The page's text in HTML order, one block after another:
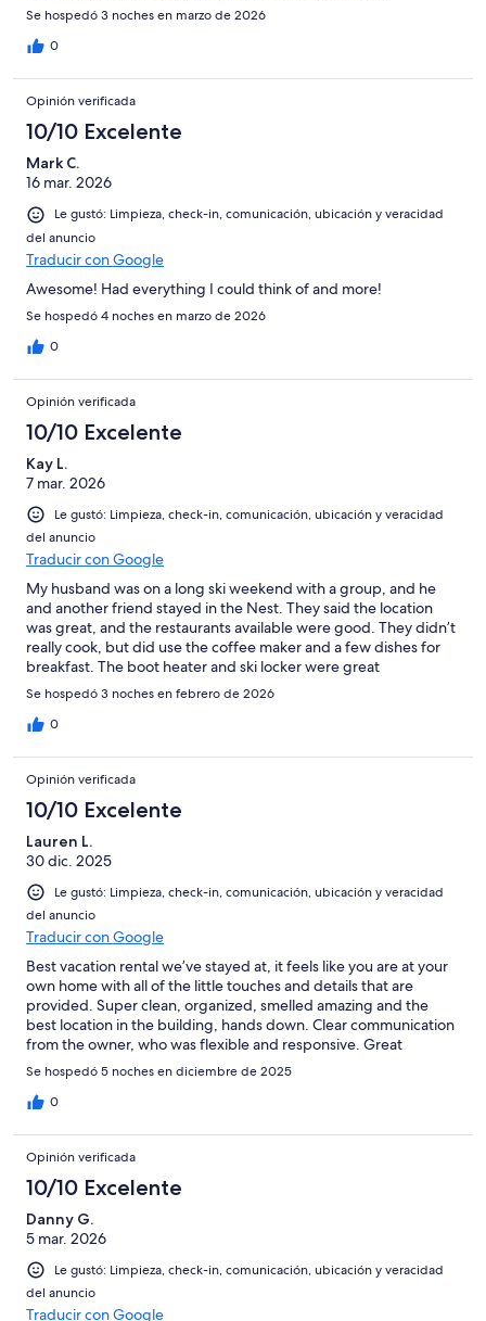
Se hospedó 3 noches en marzo de 2026
0
Opinión verificada
10/10 Excelente
Mark C.
16 mar. 2026
Le gustó: Limpieza, check-in, comunicación, ubicación y veracidad
del anuncio
Traducir con Google
Awesome! Had everything I could think of and more!
Se hospedó 4 noches en marzo de 2026
0
Opinión verificada
10/10 Excelente
Kay L.
7 mar. 2026
Le gustó: Limpieza, check-in, comunicación, ubicación y veracidad
del anuncio
Traducir con Google
My husband was on a long ski weekend with a group, and he
and another friend stayed in the Nest. They said the location
was great, and the restaurants available were good. They didn’t
really cook, but did use the coffee maker and a few dishes for
breakfast. The boot heater and ski locker were great
amenities!!It was fairly quiet in the Solitude resort after10, which
he appreciated. The only disappointment was that the hot tub
on the top of their building was not working.
Se hospedó 3 noches en febrero de 2026
0
Opinión verificada
10/10 Excelente
Lauren L.
30 dic. 2025
Le gustó: Limpieza, check-in, comunicación, ubicación y veracidad
del anuncio
Traducir con Google
Best vacation rental we’ve stayed at, it feels like you are at your
own home with all of the little touches and details that are
provided. Super clean, organized, smelled amazing and the
best location in the building, hands down. Clear communication
from the owner, who was flexible and responsive. Great
amenities available for use, being right next door to the ski
locker room was clutch with two kids. Boot dryer closet was
perfect to quickly take care of all our ski gear for a family of 4.
the mountain. Well stocked kitchen, cleaning supplies and
everything you could ever need for a fantastic stay. Torn
between shouting praise from the mountains for this rental and
keeping it a secret for just ourselves to come stay again!
Se hospedó 5 noches en diciembre de 2025
0
Opinión verificada
10/10 Excelente
Danny G.
5 mar. 2026
Le gustó: Limpieza, check-in, comunicación, ubicación y veracidad
del anuncio
Traducir con Google